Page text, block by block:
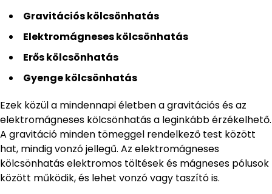
Gravitációs kölcsönhatás
Elektromágneses kölcsönhatás
Erős kölcsönhatás
Gyenge kölcsönhatás
Ezek közül a mindennapi életben a gravitációs és az
elektromágneses kölcsönhatás a leginkább érzékelhető.
A gravitáció minden tömeggel rendelkező test között
hat, mindig vonzó jellegű. Az elektromágneses
kölcsönhatás elektromos töltések és mágneses pólusok
között működik, és lehet vonzó vagy taszító is.